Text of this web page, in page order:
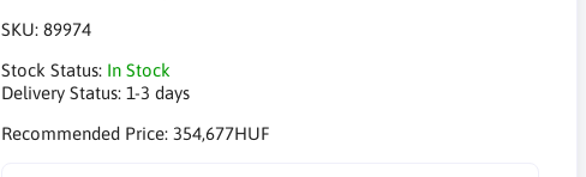
SKU: 89974
Stock Status: In Stock
Delivery Status: 1-3 days
Recommended Price: 354,677HUF